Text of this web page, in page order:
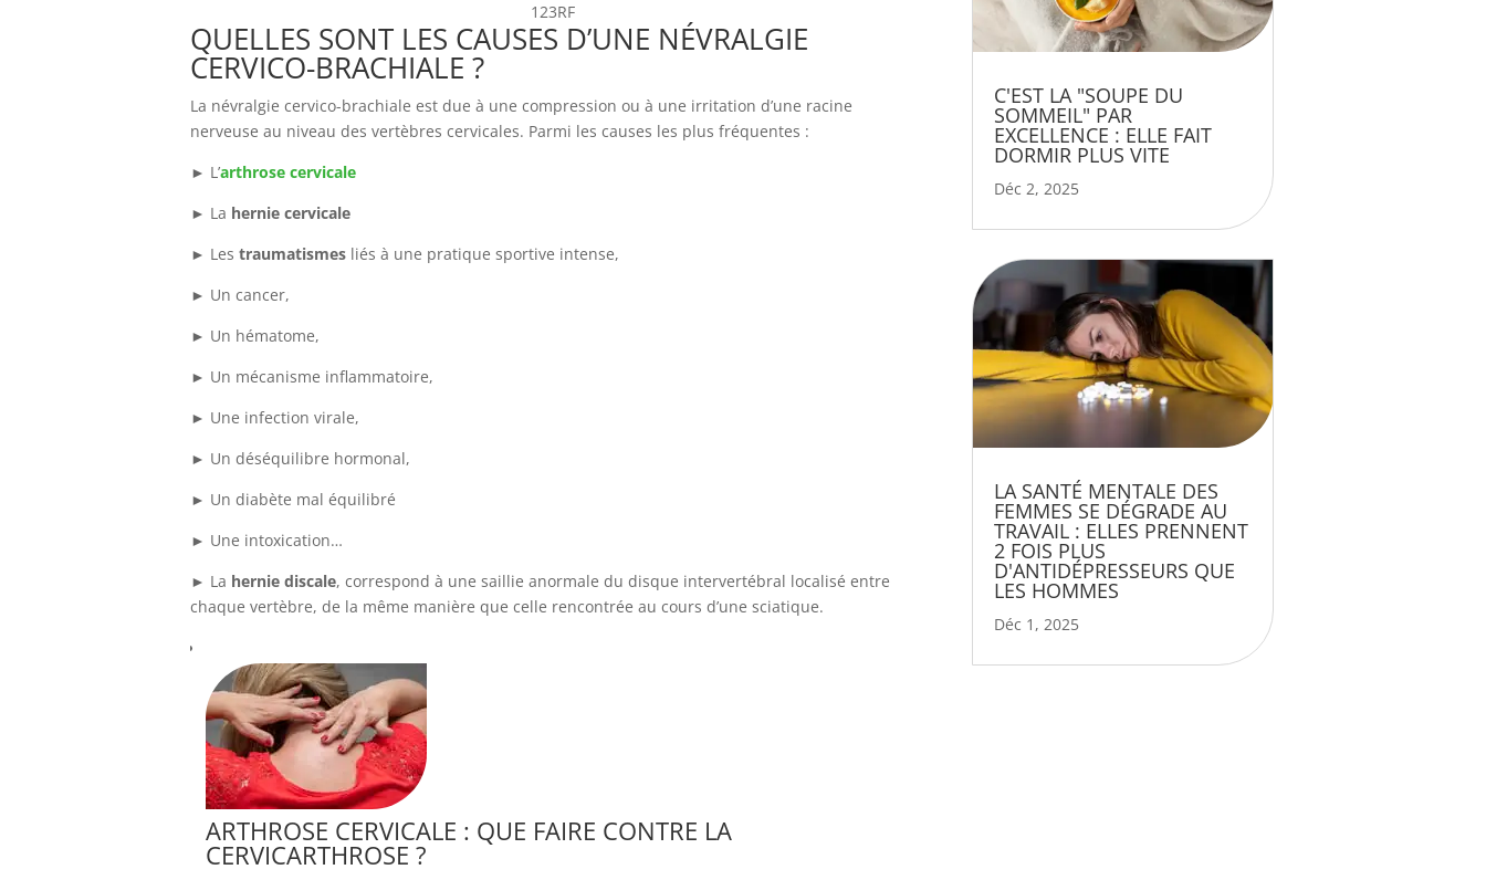
123RF
QUELLES SONT LES CAUSES D’UNE NÉVRALGIE
CERVICO-BRACHIALE ?
La névralgie cervico-brachiale est due à une compression ou à une irritation d’une racine
nerveuse au niveau des vertèbres cervicales. Parmi les causes les plus fréquentes :
► L’arthrose cervicale
► La hernie cervicale
► Les traumatismes liés à une pratique sportive intense,
► Un cancer,
► Un hématome,
► Un mécanisme inflammatoire,
► Une infection virale,
► Un déséquilibre hormonal,
► Un diabète mal équilibré
► Une intoxication…
► La hernie discale, correspond à une saillie anormale du disque intervertébral localisé entre
chaque vertèbre, de la même manière que celle rencontrée au cours d’une sciatique.
ARTHROSE CERVICALE : QUE FAIRE CONTRE LA
CERVICARTHROSE ?
C'EST LA "SOUPE DU
SOMMEIL" PAR
EXCELLENCE : ELLE FAIT
DORMIR PLUS VITE
Déc 2, 2025
LA SANTÉ MENTALE DES
FEMMES SE DÉGRADE AU
TRAVAIL : ELLES PRENNENT
2 FOIS PLUS
D'ANTIDÉPRESSEURS QUE
LES HOMMES
Déc 1, 2025